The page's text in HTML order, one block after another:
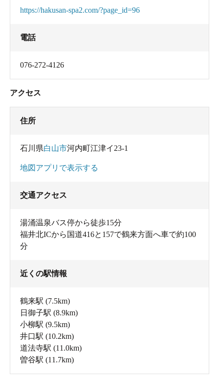
https://hakusan-spa2.com/?page_id=96
電話
076-272-4126
アクセス
住所
石川県白山市河内町江津イ23-1
地図アプリで表示する
交通アクセス
湯涌温泉バス停から徒歩15分
福井北ICから国道416と157で鶴来方面へ車で約100
分
近くの駅情報
鶴来駅 (7.5km)
日御子駅 (8.9km)
小柳駅 (9.5km)
井口駅 (10.2km)
道法寺駅 (11.0km)
曽谷駅 (11.7km)